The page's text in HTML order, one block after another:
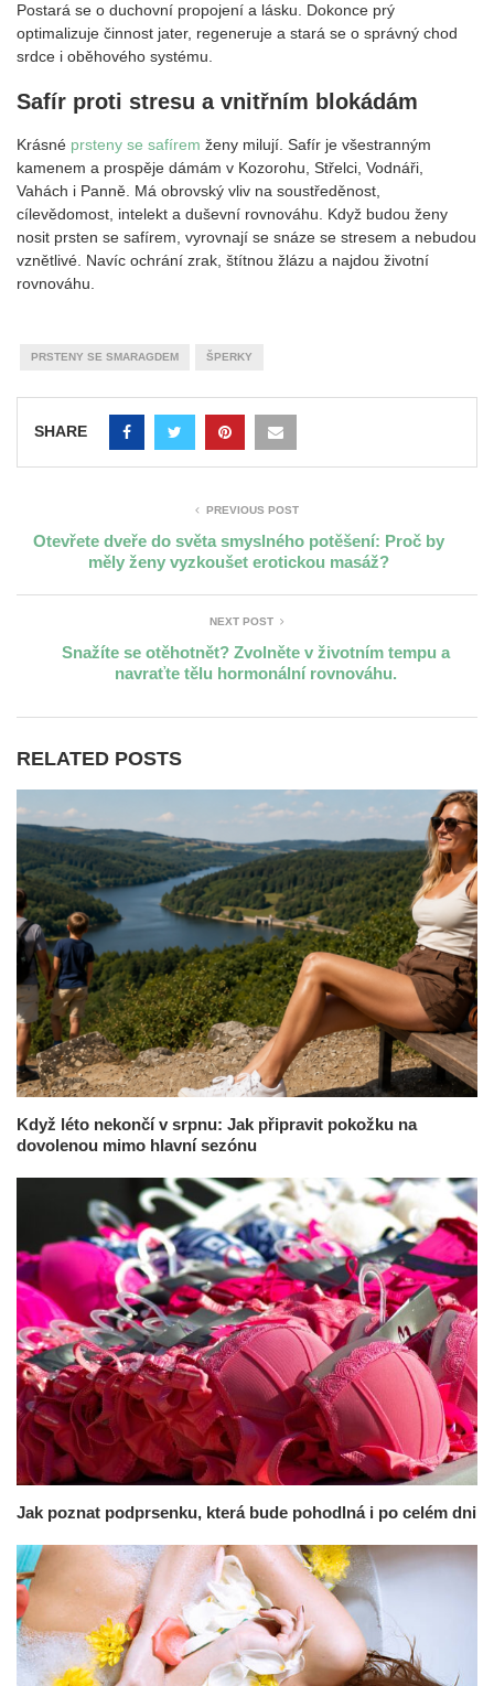
Postará se o duchovní propojení a lásku. Dokonce prý
optimalizuje činnost jater, regeneruje a stará se o správný chod
srdce i oběhového systému.
Safír proti stresu a vnitřním blokádám
Krásné prsteny se safírem ženy milují. Safír je všestranným
kamenem a prospěje dámám v Kozorohu, Střelci, Vodnáři,
Vahách i Panně. Má obrovský vliv na soustředěnost,
cílevědomost, intelekt a duševní rovnováhu. Když budou ženy
nosit prsten se safírem, vyrovnají se snáze se stresem a nebudou
vznětlivé. Navíc ochrání zrak, štítnou žlázu a najdou životní
rovnováhu.
PRSTENY SE SMARAGDEM ŠPERKY
SHARE
PREVIOUS POST
Otevřete dveře do světa smyslného potěšení: Proč by
měly ženy vyzkoušet erotickou masáž?
NEXT POST
Snažíte se otěhotnět? Zvolněte v životním tempu a
navraťte tělu hormonální rovnováhu.
RELATED POSTS
Když léto nekončí v srpnu: Jak připravit pokožku na
dovolenou mimo hlavní sezónu
Jak poznat podprsenku, která bude pohodlná i po celém dni